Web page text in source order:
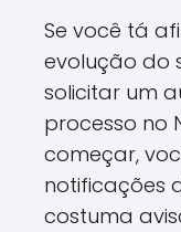
Se você tá
evolução do
solicitar um
processo no
começar,
notificações
costuma